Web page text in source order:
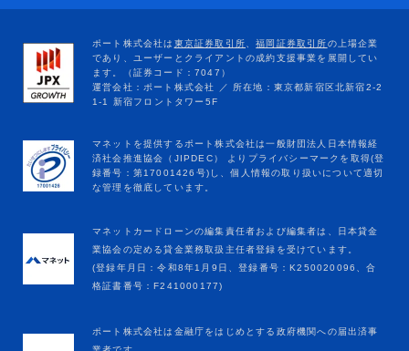
マネットカードローンの編集責任者および編集者は、日本貸金
業協会の定める貸金業務取扱主任者登録を受けています。
(登録年月日：令和8年1月9日、登録番号：K250020096、合
格証書番号：F241000177)
ポート株式会社は金融庁をはじめとする政府機関への届出済事